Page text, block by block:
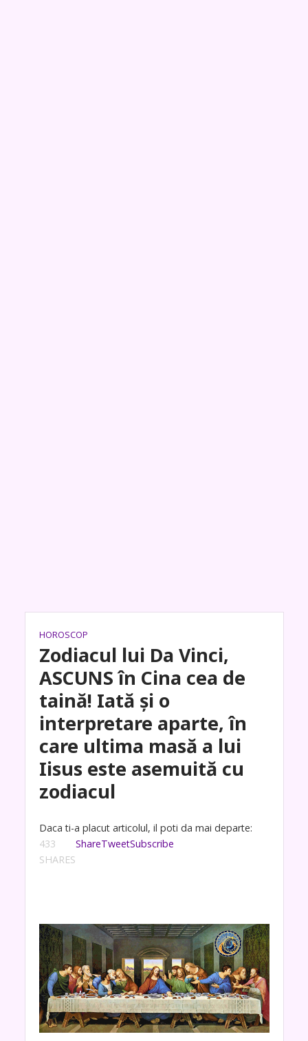
HOROSCOP
Zodiacul lui Da Vinci,
ASCUNS în Cina cea de
taină! Iată și o
interpretare aparte, în
care ultima masă a lui
Iisus este asemuită cu
zodiacul
Daca ti-a placut articolul, il poti da mai departe:
433
SHARES
ShareTweetSubscribe